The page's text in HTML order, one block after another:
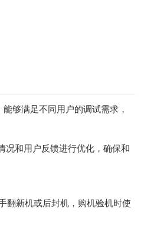
够满足不同用户的调试需求，
况和用户反馈进行优化，确保和
翻新机或后封机，购机验机时使